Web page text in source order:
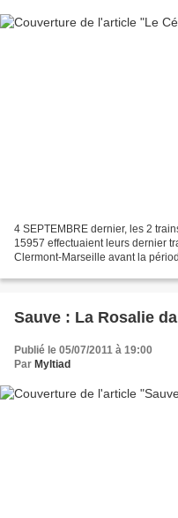
4 SEPTEMBRE dernier, les 2
15957 effectuaient leurs dernier
Clermont-Marseille avant la
Sauve : La Rosalie
Publié le 05/07/2011 à 19:00
Par Myltiad